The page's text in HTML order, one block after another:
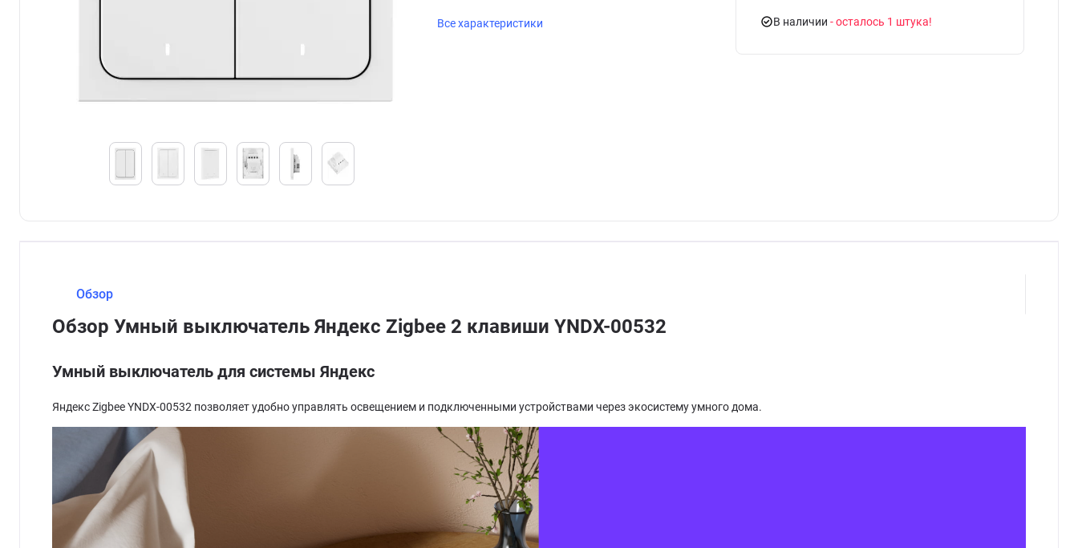
Все характеристики В наличии - осталось 1 штука
Обзор
Обзор Умный выключатель Яндекс Zigbee 2 клавиши YNDX-00532
Умный выключатель для системы Яндекс
Яндекс Zigbee YNDX-00532 позволяет удобно управлять освещением и подключенными устройствами через экосистему умного дома.